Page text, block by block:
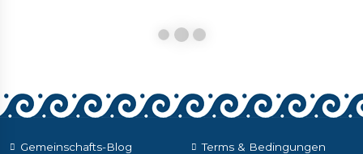
Gemeinschafts-Blog
Terms & Bedingungen